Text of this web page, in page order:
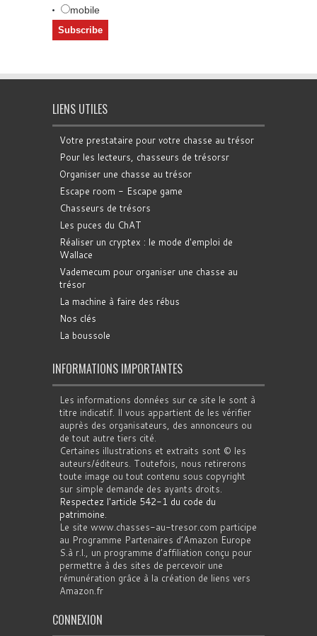
mobile
LIENS UTILES
Votre prestataire pour votre chasse au trésor
Pour les lecteurs, chasseurs de trésorsr
Organiser une chasse au trésor
Escape room - Escape game
Chasseurs de trésors
Les puces du ChAT
Réaliser un cryptex : le mode d'emploi de
Wallace
Vademecum pour organiser une chasse au
trésor
La machine à faire des rébus
Nos clés
La boussole
INFORMATIONS IMPORTANTES
Les informations données sur ce site le sont à
titre indicatif. Il vous appartient de les vérifier
auprès des organisateurs, des annonceurs ou
de tout autre tiers cité.
Certaines illustrations et extraits sont © les
auteurs/éditeurs. Toutefois, nous retirerons
toute image ou tout contenu sous copyright
sur simple demande des ayants droits.
Respectez l'article 542-1 du code du
patrimoine.
Le site www.chasses-au-tresor.com participe
au Programme Partenaires d’Amazon Europe
S.à r.l., un programme d’affiliation conçu pour
permettre à des sites de percevoir une
rémunération grâce à la création de liens vers
Amazon.fr
CONNEXION